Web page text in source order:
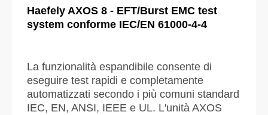
Haefely AXOS 8 - EFT/Burst EMC test
system conforme IEC/EN 61000-4-4
La funzionalità espandibile consente di
eseguire test rapidi e completamente
automatizzati secondo i più comuni standard
IEC, EN, ANSI, IEEE e UL. L'unità AXOS